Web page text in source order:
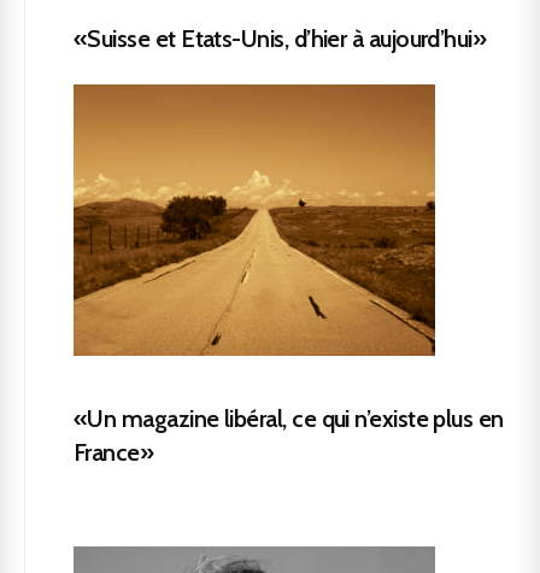
«Suisse et Etats-Unis, d’hier à aujourd’hui»
«Un magazine libéral, ce qui n’existe plus en
France»